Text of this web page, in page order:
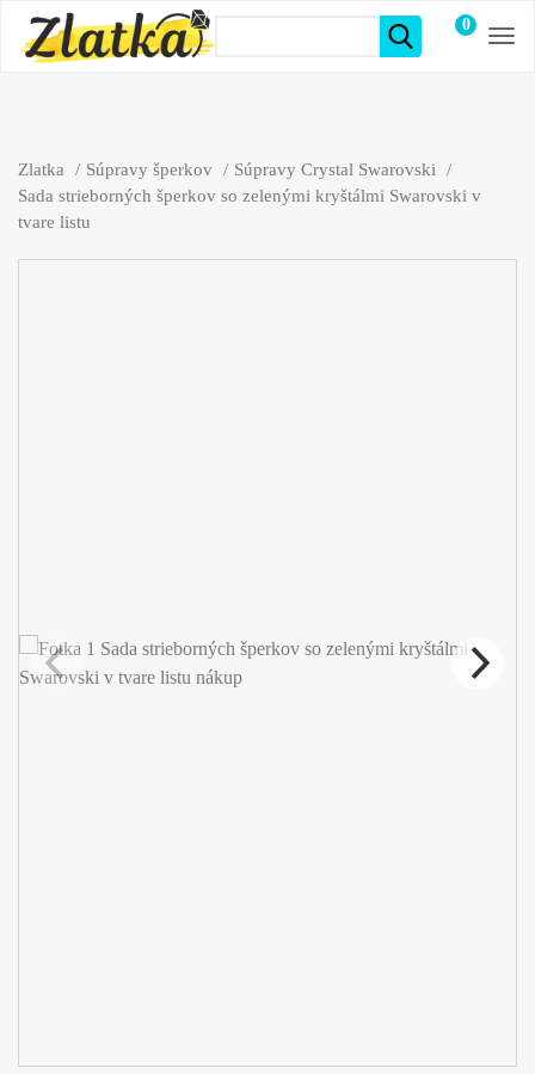
0
položiek
Zlatka Súpravy šperkov
Súpravy Crystal Swarovski
Sada strieborných šperkov so zelenými kryštálmi Swarovski v
tvare listu